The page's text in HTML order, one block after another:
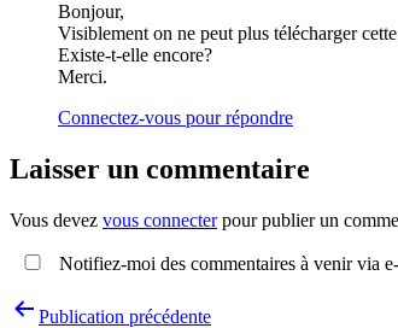
Bonjour,
Visiblement on ne peut plus télécharger
Existe-t-elle encore?
Merci.
Connectez-vous pour répondre
Laisser un commentaire
Vous devez vous connecterpour publier un
Notifiez-moi des commentaires à venir via
Navigation
Publication précédente